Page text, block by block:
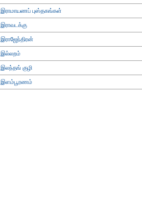
இராமாயணப் புஸ்தகங்கள்
இராவடக்கு
இராஜேந்திரன்
இல்லறம்
இலந்தங் குழி
இளம்பூரணம்